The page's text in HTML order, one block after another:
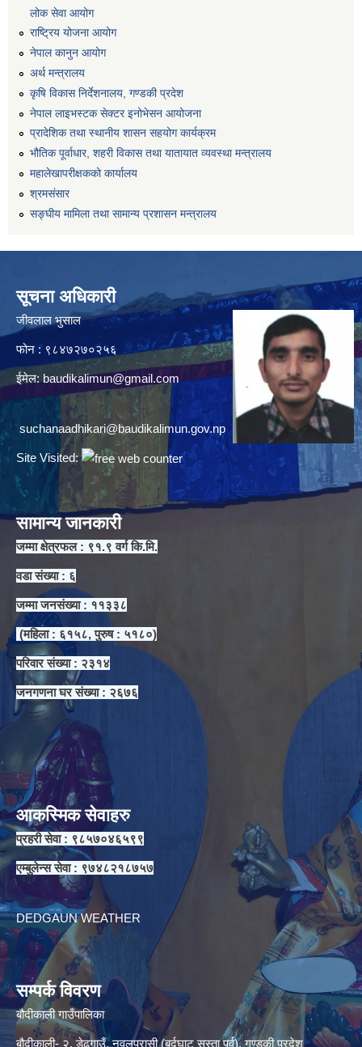
लोक सेवा आयोग
राष्ट्रिय योजना आयोग
नेपाल कानुन आयोग
अर्थ मन्त्रालय
कृषि विकास निर्देशनालय, गण्डकी प्रदेश
नेपाल लाइभस्टक सेक्टर इनोभेसन आयोजना
प्रादेशिक तथा स्थानीय शासन सहयोग कार्यक्रम
भौतिक पूर्वाधार, शहरी विकास तथा यातायात व्यवस्था मन्त्रालय
महालेखापरीक्षकको कार्यालय
श्रमसंसार
सङ्घीय मामिला तथा सामान्य प्रशासन मन्त्रालय
सूचना अधिकारी
जीवलाल भुसाल
फोन : ९८४७२७०२५६
ईमेल: baudikalimun@gmail.com
suchanaadhikari@baudikalimun.gov.np
Site Visited:
सामान्य जानकारी
जम्मा क्षेत्रफल : ९१.९ वर्ग कि.मि.
वडा संख्या : ६
जम्मा जनसंख्या : ११३३८
(महिला : ६१५८, पुरुष : ५१८०)
परिवार संख्या : २३१४
जनगणना घर संख्या : २६७६
आकस्मिक सेवाहरु
प्रहरी सेवा : ९८५७०४६५९९
एम्बुलेन्स सेवा : ९७४८२१८७५७
DEDGAUN WEATHER
सम्पर्क विवरण
बौदीकाली गाउँपालिका
बौदीकाली- २, डेढगाउँ, नवलपरासी (बर्दघाट सुस्ता पूर्व), गण्डकी प्रदेश